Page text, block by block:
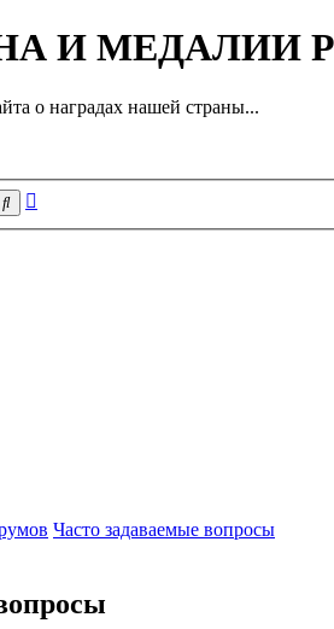
И МЕДАЛИИ
о наградах нашей страны...
Поиск
Часто задаваемые вопросы